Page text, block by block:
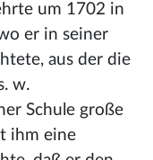
um 1702 in
er in seiner
aus der die
w.
Schule große
ihm eine